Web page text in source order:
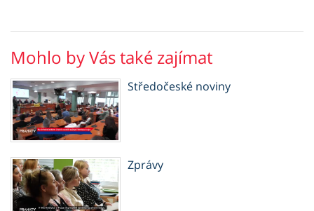
Mohlo by Vás také zajímat
Středočeské noviny
Zprávy